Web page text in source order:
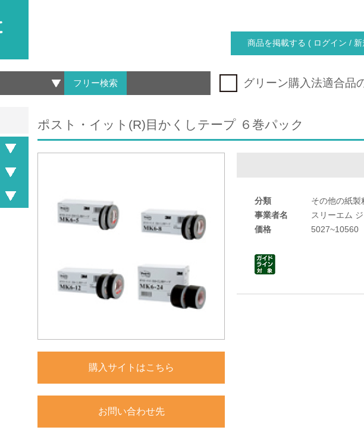
商品を掲載する ( ログイン / 新
フリー検索 グリーン購入法適合品
ポスト・イット(R)目かくしテープ ６巻パック
購入サイトはこちら
お問い合わせ先
分類
その他の紙製
事業者名
スリーエム
価格
5027~10560